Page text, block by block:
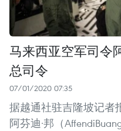
马来西亚空军司令
总司令
07/01/2020 07:35
据越通社驻吉隆坡记者
阿芬迪·邦（